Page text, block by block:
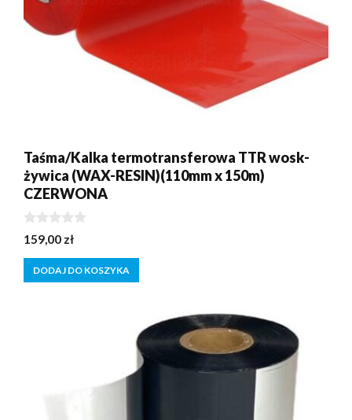
Taśma/Kalka termotransferowa TTR wosk-
żywica (WAX-RESIN)(110mm x 150m)
CZERWONA
0
z
5
159,00 zł
DODAJ DO KOSZYKA